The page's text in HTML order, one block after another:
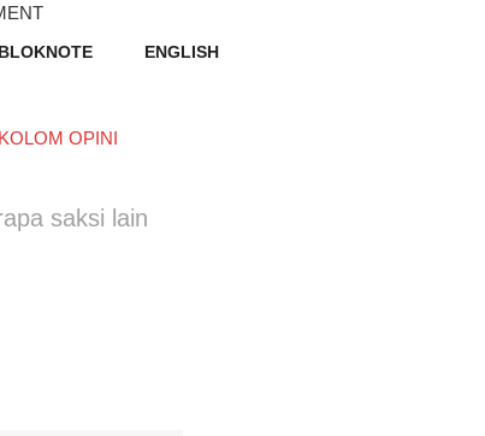
BLOKNOTE
KOLOM OPINI
ENGLISH
saksi lain